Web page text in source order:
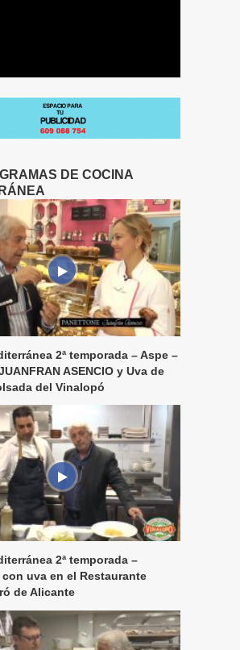
DE COCINA
2ª temporada – Aspe –
ASENCIO y Uva de
del Vinalopó
2ª temporada –
uva en el Restaurante
de Alicante